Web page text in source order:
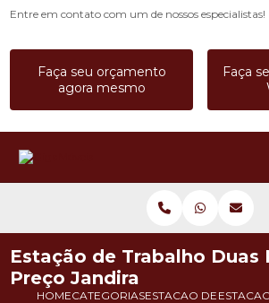
Entre em contato com um de nossos especialistas!
Faça seu orçamento
agora mesmo
Faça
HOMECATEGORIASESTACAO DE
Estação de Trabalho Duas
Preço Jandira